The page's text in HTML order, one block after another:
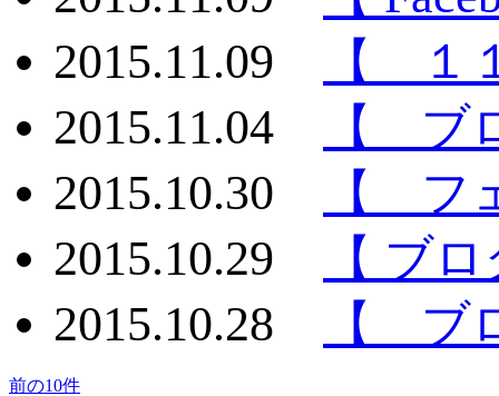
2015.11.09
【 １
2015.11.04
【 ブ
2015.10.30
【 フ
2015.10.29
【 ブ
2015.10.28
【 ブ
前の10件